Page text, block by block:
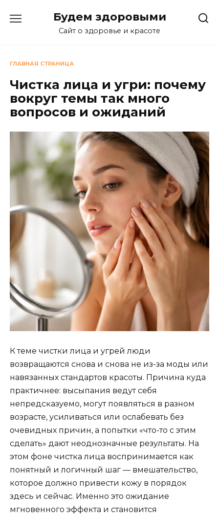
Будем здоровыми
Сайт о здоровье и красоте
ГЛАВНАЯ СТРАНИЦА
Чистка лица и угри: почему
вокруг темы так много
вопросов и ожиданий
К теме чистки лица и угрей люди
возвращаются снова и снова не из-за моды или
навязанных стандартов красоты. Причина куда
практичнее: высыпания ведут себя
непредсказуемо, могут появляться в разном
возрасте, усиливаться или ослабевать без
очевидных причин, а попытки «что-то с этим
сделать» дают неоднозначные результаты. На
этом фоне чистка лица воспринимается как
понятный и логичный шаг — вмешательство,
которое должно привести кожу в порядок
здесь и сейчас. Именно это ожидание
мгновенного эффекта и становится